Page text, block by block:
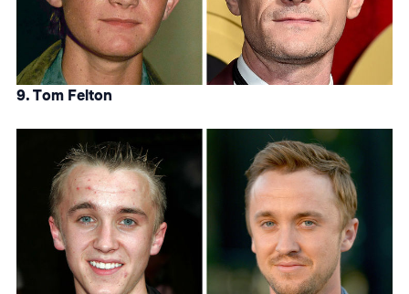
9. Tom Felton